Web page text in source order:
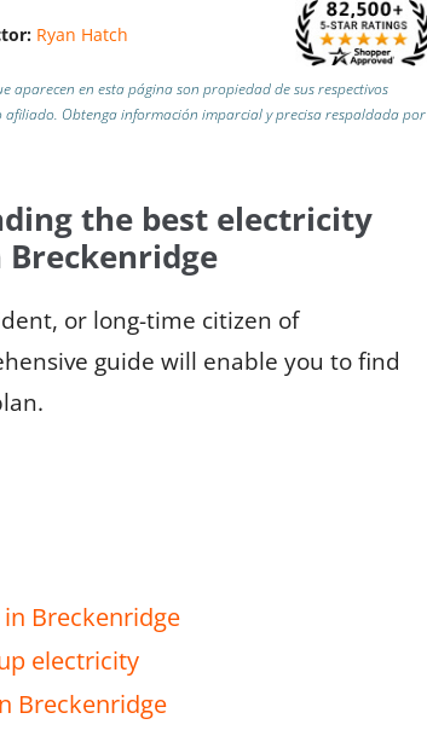
Ryan Hatch
aparecen en esta página son propiedad de sus respectivos
afiliado. Obtenga información imparcial y precisa respaldada por
the best electricity
or long-time citizen of
guide will enable you to find
Breckenridge
electricity
Breckenridge